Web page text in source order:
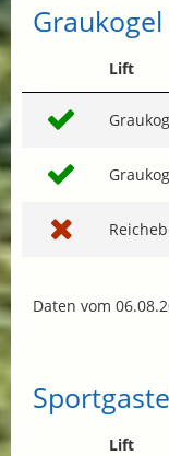
Graukogel
Lift
Daten vom
Lift